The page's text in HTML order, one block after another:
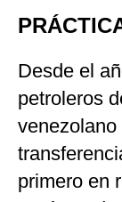
Desde el
petroleros
primero en